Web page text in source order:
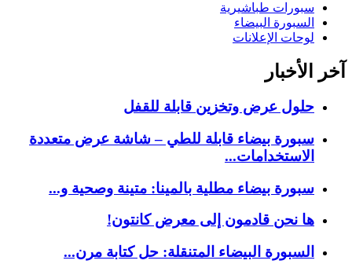
سبورات طباشيرية
السبورة البيضاء
لوحات الإعلانات
آخر الأخبار
حلول عرض وتخزين قابلة للقفل
سبورة بيضاء قابلة للطي – شاشة عرض متعددة
الاستخدامات...
سبورة بيضاء مطلية بالمينا: متينة وصحية و...
ها نحن قادمون إلى معرض كانتون!
السبورة البيضاء المتنقلة: حل كتابة مرن...